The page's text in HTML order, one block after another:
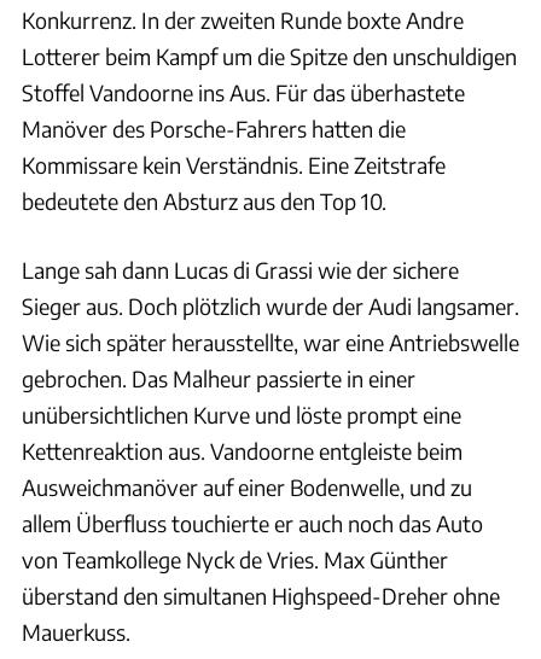
Konkurrenz. In der zweiten Runde boxte Andre
Lotterer beim Kampf um die Spitze den unschuldigen
Stoffel Vandoorne ins Aus. Für das überhastete
Manöver des Porsche-Fahrers hatten die
Kommissare kein Verständnis. Eine Zeitstrafe
bedeutete den Absturz aus den Top 10.
Lange sah dann Lucas di Grassi wie der sichere
Sieger aus. Doch plötzlich wurde der Audi langsamer.
Wie sich später herausstellte, war eine Antriebswelle
gebrochen. Das Malheur passierte in einer
unübersichtlichen Kurve und löste prompt eine
Kettenreaktion aus. Vandoorne entgleiste beim
Ausweichmanöver auf einer Bodenwelle, und zu
allem Überfluss touchierte er auch noch das Auto
von Teamkollege Nyck de Vries. Max Günther
überstand den simultanen Highspeed-Dreher ohne
Mauerkuss.